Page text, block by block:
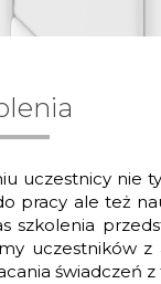
uczestnicy nie
pracy ale też
szkolenia
uczestników
świadczeń